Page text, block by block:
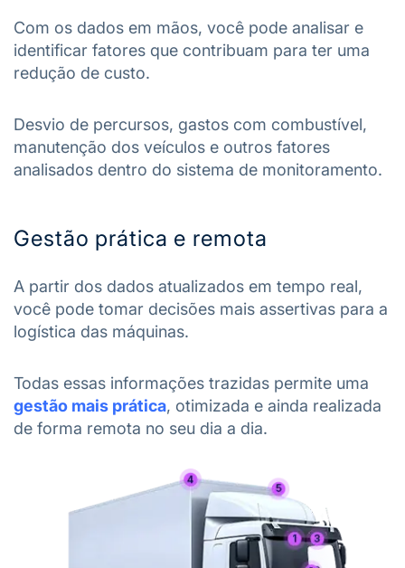
Com os dados em mãos, você pode analisar e
identificar fatores que contribuam para ter uma
redução de custo.
Desvio de percursos, gastos com combustível,
manutenção dos veículos e outros fatores
analisados dentro do sistema de monitoramento.
Gestão prática e remota
A partir dos dados atualizados em tempo real,
você pode tomar decisões mais assertivas para a
logística das máquinas.
Todas essas informações trazidas permite uma
gestão mais prática, otimizada e ainda realizada
de forma remota no seu dia a dia.